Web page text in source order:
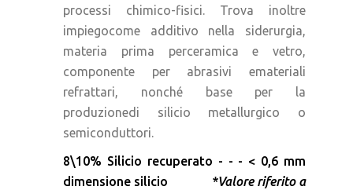
processi chimico-fisici. Trova inoltre
impiegocome additivo nella siderurgia,
materia prima perceramica e vetro,
componente per abrasivi emateriali
refrattari, nonché base per la
produzionedi silicio metallurgico o
semiconduttori.
8\10% Silicio recuperato - - - < 0,6 mm
dimensione silicio
*Valore riferito a